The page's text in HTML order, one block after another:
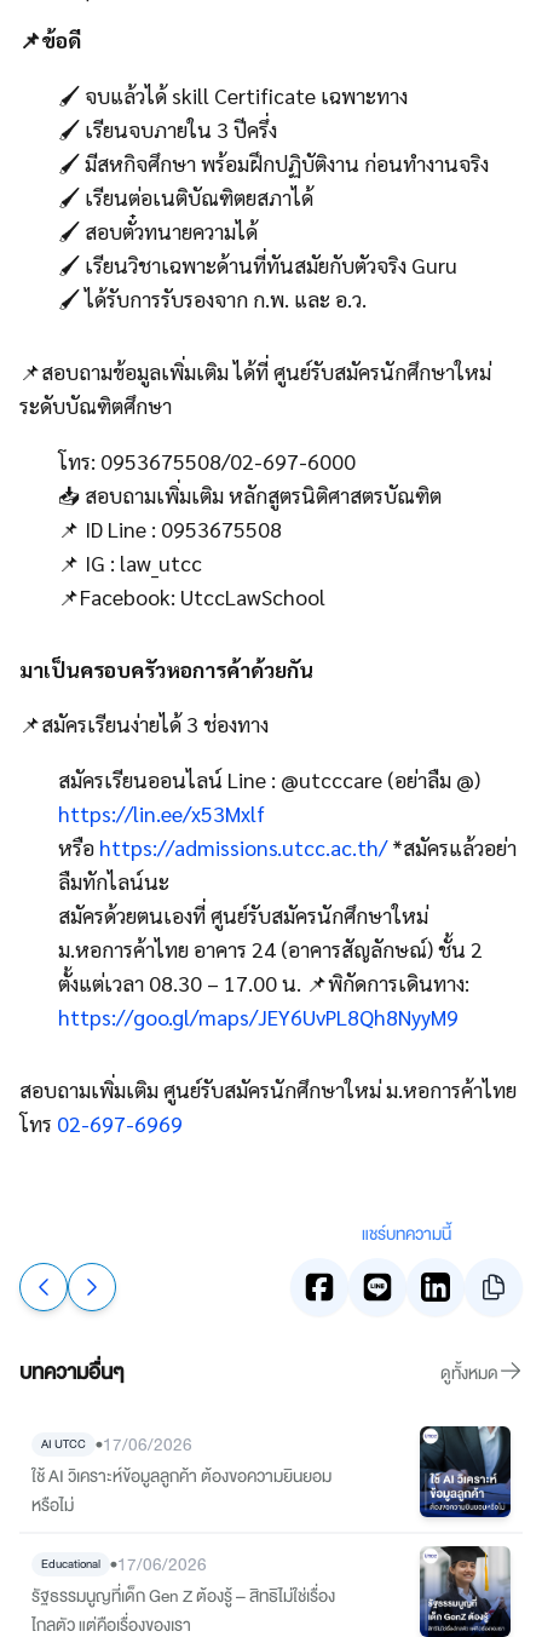
📌ข้อดี
🖌️ จบแล้วได้ skill Certificate เฉพาะทาง
🖌️ เรียนจบภายใน 3 ปีครึ่ง
🖌️ มีสหกิจศึกษา พร้อมฝึกปฏิบัติงาน ก่อนทำงานจริง
🖌️ เรียนต่อเนติบัณฑิตยสภาได้
🖌️ สอบตั๋วทนายความได้
🖌️ เรียนวิชาเฉพาะด้านที่ทันสมัยกับตัวจริง Guru
🖌️ ได้รับการรับรองจาก ก.พ. และ อ.ว.
📌สอบถามข้อมูลเพิ่มเติม ได้ที่ ศูนย์รับสมัครนักศึกษาใหม่
ระดับบัณฑิตศึกษา
โทร: 0953675508/02-697-6000
📥 สอบถามเพิ่มเติม หลักสูตรนิติศาสตรบัณฑิต
📌 ID Line : 0953675508
📌 IG : law_utcc
📌Facebook: UtccLawSchool
มาเป็นครอบครัวหอการค้าด้วยกัน
📌สมัครเรียนง่ายได้ 3 ช่องทาง
สมัครเรียนออนไลน์ Line : @utcccare (อย่าลืม @)
https://lin.ee/x53Mxlf
หรือ https://admissions.utcc.ac.th/*สมัครแล้วอย่า
ลืมทักไลน์นะ
สมัครด้วยตนเองที่ ศูนย์รับสมัครนักศึกษาใหม่
ม.หอการค้าไทย อาคาร 24 (อาคารสัญลักษณ์) ชั้น 2
ตั้งแต่เวลา 08.30 – 17.00 น. 📌พิกัดการเดินทาง:
https://goo.gl/maps/JEY6UvPL8Qh8NyyM9
สอบถามเพิ่มเติม ศูนย์รับสมัครนักศึกษาใหม่ ม.หอการค้าไทย
โทร 02-697-6969
แชร์บทความนี้
บทความอื่นๆ ดูทั้งหมด
AI UTCC •17/06/2026
ใช้ AI วิเคราะห์ข้อมูลลูกค้า ต้องขอความยินยอม
หรือไม่
Educational •17/06/2026
รัฐธรรมนูญที่เด็ก Gen Z ต้องรู้ – สิทธิไม่ใช่เรื่อง
ไกลตัว แต่คือเรื่องของเรา